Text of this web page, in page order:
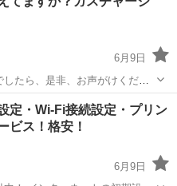
です ●お気軽にお問い合わせ
6月9日
たら、是非、お声がけくださ
方をお教えします。 道具は
カーエアコン
定・Wi-Fi接続設定・プリン
ビス！格安！
6月9日